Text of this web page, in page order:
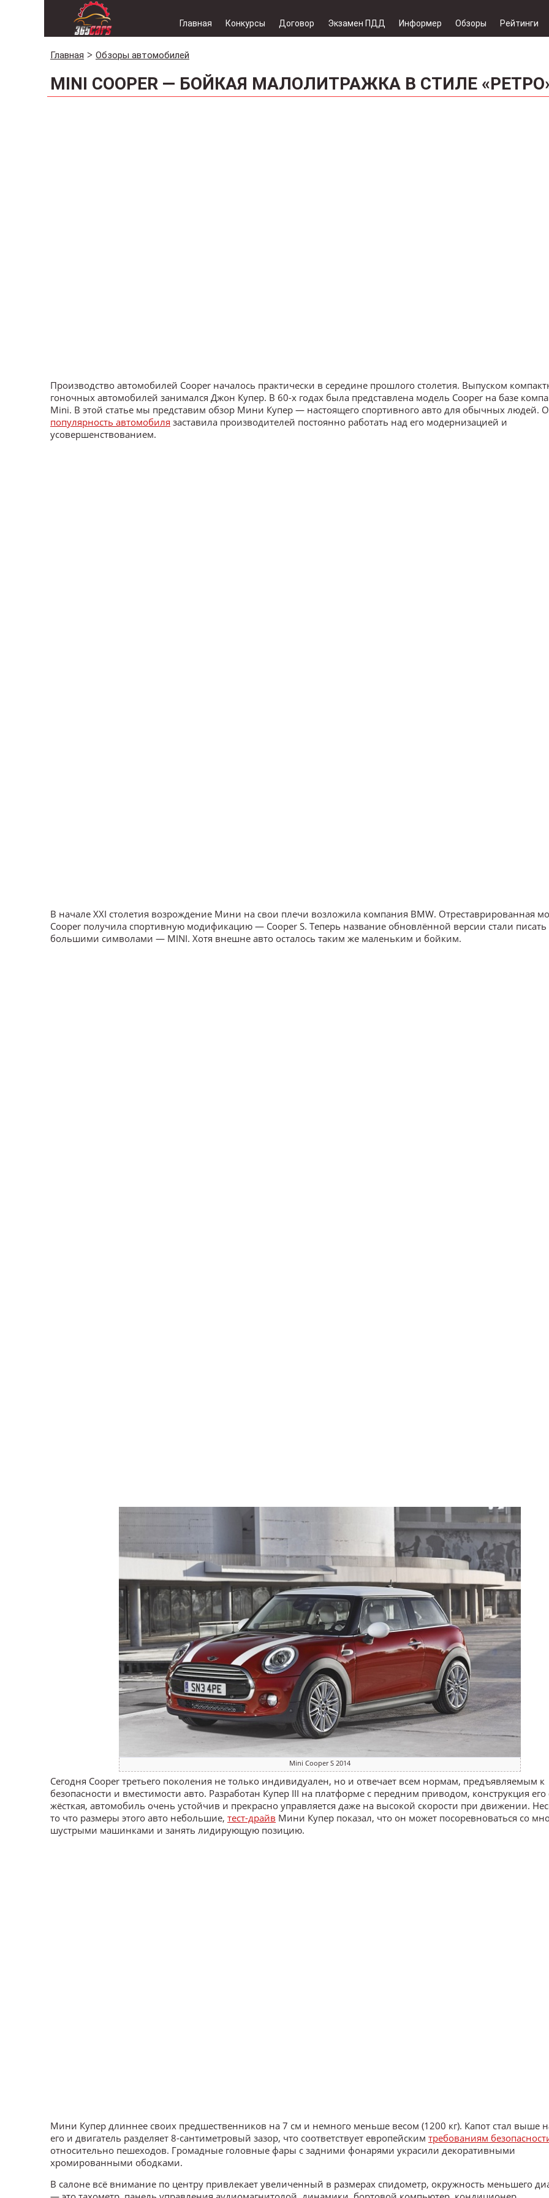
Главная Конкурсы Договор Экзамен ПДД Информер Обзоры Рейтинги
Главная Обзоры автомобилей
MINI COOPER — БОЙКАЯ МАЛОЛИТРАЖКА В СТИЛЕ
Производство автомобилей Cooper началось практически в середине прошлого столетия. Выпуском
гоночных автомобилей занимался Джон Купер. В 60-х годах была представлена модель Cooper на базе
Mini. В этой статье мы представим обзор Мини Купер — настоящего спортивного авто для обычных людей.
популярность автомобиля заставила производителей постоянно работать над его модернизацией и
усовершенствованием.
В начале XXI столетия возрождение Мини на свои плечи возложила компания BMW. Отреставрированная
Cooper получила спортивную модификацию — Cooper S. Теперь название обновлённой версии стали писать
большими символами — MINI. Хотя внешне авто осталось таким же маленьким и бойким.
Mini Cooper S 2014
Сегодня Cooper третьего поколения не только индивидуален, но и отвечает всем нормам, предъявляемым к
безопасности и вместимости авто. Разработан Купер III на платформе с передним приводом, конструкция его
жёсткая, автомобиль очень устойчив и прекрасно управляется даже на высокой скорости при движении.
то что размеры этого авто небольшие, тест-драйв Мини Купер показал, что он может посоревноваться со
шустрыми машинками и занять лидирующую позицию.
Мини Купер длиннее своих предшественников на 7 см и немного меньше весом (1200 кг). Капот стал выше
его и двигатель разделяет 8-сантиметровый зазор, что соответствует европейским требованиям
относительно пешеходов. Громадные головные фары с задними фонарями украсили декоративными
хромированными ободками.
В салоне всё внимание по центру привлекает увеличенный в размерах спидометр, окружность меньшего